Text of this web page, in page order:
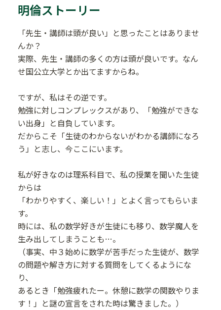
明倫ストーリー
「先生・講師は頭が良い」と思ったことはありませ
んか？
実際、先生・講師の多くの方は頭が良いです。なん
せ国公立大学とか出てますからね。
ですが、私はその逆です。
勉強に対しコンプレックスがあり、「勉強ができな
い出身」と自負しています。
だからこそ「生徒のわからないがわかる講師になろ
う」と志し、今ここにいます。
私が好きなのは理系科目で、私の授業を聞いた生徒
からは
「わかりやすく、楽しい！」とよく言ってもらいま
す。
時には、私の数学好きが生徒にも移り、数学魔人を
生み出してしまうことも…。
（事実、中３始めに数学が苦手だった生徒が、数学
の問題や解き方に対する質問をしてくるようにな
り、
あるとき「勉強疲れたー。休憩に数学の関数やりま
す！」と謎の宣言をされた時は驚きました。）